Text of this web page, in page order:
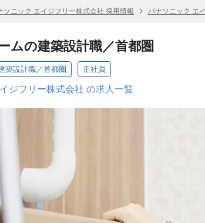
ソニック エイジフリー株式会社 採用情報 パナソニック エ
ムの建築設計職／首都圏
築設計職／首都圏 正社員
ジフリー株式会社 の求人一覧